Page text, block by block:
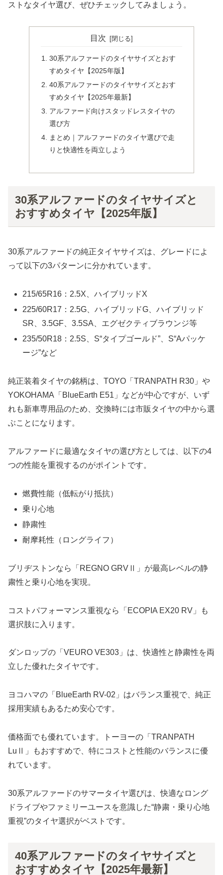
ストなタイヤ選び、ぜひチェックしてみましょう。
目次
30系アルファードのタイヤサイズとおす
すめタイヤ【2025年版】
40系アルファードのタイヤサイズとおす
すめタイヤ【2025年最新】
アルファード向けスタッドレスタイヤの
選び方
まとめ｜アルファードのタイヤ選びで走
りと快適性を両立しよう
30系アルファードのタイヤサイズと
おすすめタイヤ【2025年版】
30系アルファードの純正タイヤサイズは、グレードによ
って以下の3パターンに分かれています。
215/65R16：2.5X、ハイブリッドX
225/60R17：2.5G、ハイブリッドG、ハイブリッド
SR、3.5GF、3.5SA、エグゼクティブラウンジ等
235/50R18：2.5S、S“タイプゴールド”、S“Aパッケ
ージ”など
純正装着タイヤの銘柄は、TOYO「TRANPATH R30」や
YOKOHAMA「BlueEarth E51」などが中心ですが、いず
れも新車専用品のため、交換時には市販タイヤの中から選
ぶことになります。
アルファードに最適なタイヤの選び方としては、以下の4
つの性能を重視するのがポイントです。
燃費性能（低転がり抵抗）
乗り心地
静粛性
耐摩耗性（ロングライフ）
ブリヂストンなら「REGNO GRVⅡ」が最高レベルの静
粛性と乗り心地を実現。
コストパフォーマンス重視なら「ECOPIA EX20 RV」も
選択肢に入ります。
ダンロップの「VEURO VE303」は、快適性と静粛性を両
立した優れたタイヤです。
ヨコハマの「BlueEarth RV-02」はバランス重視で、純正
採用実績もあるため安心です。
価格面でも優れています。トーヨーの「TRANPATH
LuⅡ」もおすすめで、特にコストと性能のバランスに優
れています。
30系アルファードのサマータイヤ選びは、快適なロング
ドライブやファミリーユースを意識した“静粛・乗り心地
重視”のタイヤ選択がベストです。
40系アルファードのタイヤサイズと
おすすめタイヤ【2025年最新】